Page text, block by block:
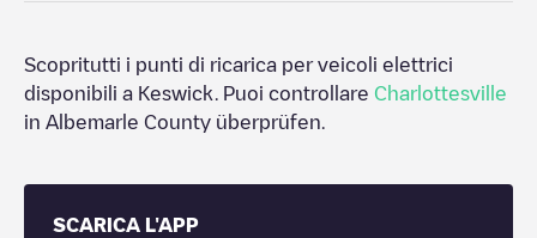
Scopritutti i punti di ricarica per veicoli elettrici
disponibili a Keswick . Puoi controllare Charlottesville
in Albemarle County überprüfen.
SCARICA L'APP